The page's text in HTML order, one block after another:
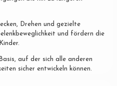
Drehen und gezielte
und fördern die
auf der sich alle anderen
sicher entwickeln können.